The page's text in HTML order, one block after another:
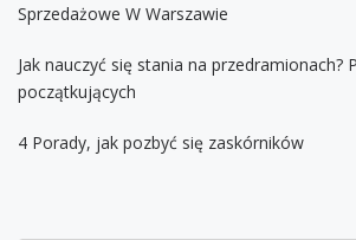
Sprzedażowe W Warszawie
Jak nauczyć się stania na przedramionach?
początkujących
4 Porady, jak pozbyć się zaskórników